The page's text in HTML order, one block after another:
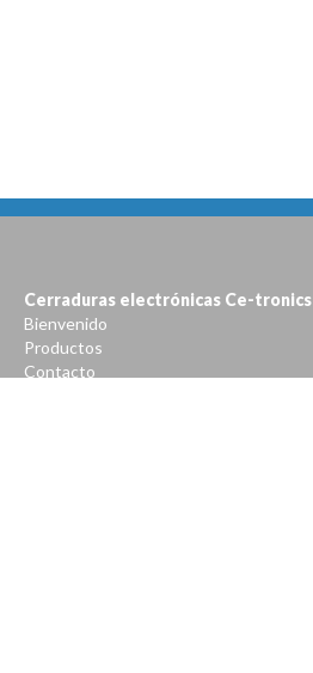
Cerraduras electrónicas Ce-tronics
Bienvenido
Productos
Contacto